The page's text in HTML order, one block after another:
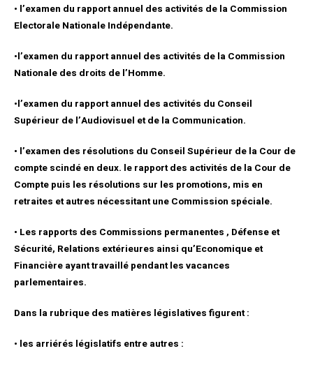
• l’examen du rapport annuel des activités de la Commission
Electorale Nationale Indépendante.
•l’examen du rapport annuel des activités de la Commission
Nationale des droits de l’Homme.
•l’examen du rapport annuel des activités du Conseil
Supérieur de l’Audiovisuel et de la Communication.
• l’examen des résolutions du Conseil Supérieur de la Cour de
compte scindé en deux. le rapport des activités de la Cour de
Compte puis les résolutions sur les promotions, mis en
retraites et autres nécessitant une Commission spéciale.
• Les rapports des Commissions permanentes , Défense et
Sécurité, Relations extérieures ainsi qu’Economique et
Financière ayant travaillé pendant les vacances
parlementaires.
Dans la rubrique des matières législatives figurent :
• les arriérés législatifs entre autres :